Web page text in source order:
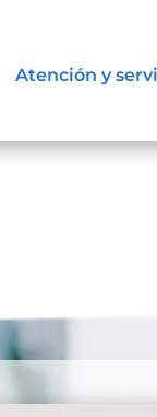
Atención y
niñas y